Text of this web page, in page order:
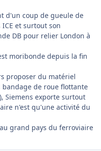
d'un coup de gueule de
et surtout son
DB pour relier London à
moribonde depuis la fin
proposer du matériel
bandage de roue flottante
Siemens exporte surtout
n'est qu'une activité du
grand pays du ferroviaire